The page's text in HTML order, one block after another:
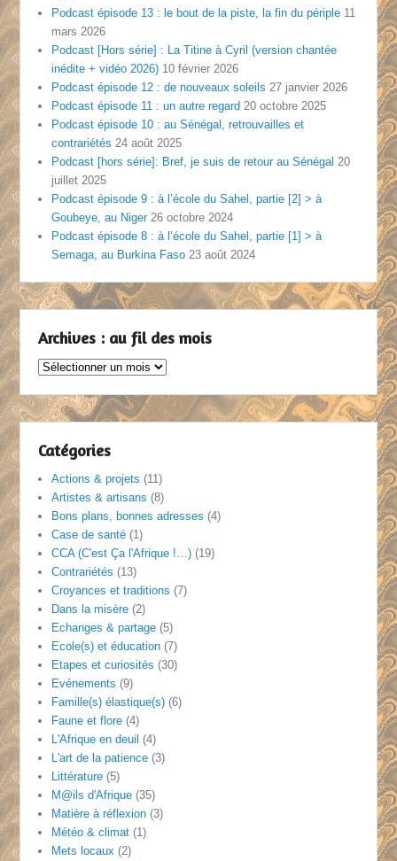
Podcast épisode 13 : le bout de la piste, la fin du périple 11
mars 2026
Podcast [Hors série] : La Titine à Cyril (version chantée
inédite + vidéo 2026) 10 février 2026
Podcast épisode 12 : de nouveaux soleils 27 janvier 2026
Podcast épisode 11 : un autre regard 20 octobre 2025
Podcast épisode 10 : au Sénégal, retrouvailles et
contrariétés 24 août 2025
Podcast [hors série]: Bref, je suis de retour au Sénégal 20
juillet 2025
Podcast épisode 9 : à l’école du Sahel, partie [2] > à
Goubeye, au Niger 26 octobre 2024
Podcast épisode 8 : à l’école du Sahel, partie [1] > à
Semaga, au Burkina Faso 23 août 2024
Archives : au fil des mois
Archives
au
fil
des
Catégories
Actions & projets (11)
Artistes & artisans (8)
Bons plans, bonnes adresses (4)
Case de santé (1)
CCA (C'est Ça l'Afrique !…) (19)
Contrariétés (13)
Croyances et traditions (7)
Dans la misère (2)
Echanges & partage (5)
Ecole(s) et éducation (7)
Etapes et curiosités (30)
Evénements (9)
Famille(s) élastique(s) (6)
Faune et flore (4)
L'Afrique en deuil (4)
L'art de la patience (3)
Littérature (5)
M@ils d'Afrique (35)
Matière à réflexion (3)
Météo & climat (1)
Mets locaux (2)